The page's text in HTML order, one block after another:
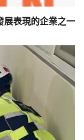
展表現的企業之一